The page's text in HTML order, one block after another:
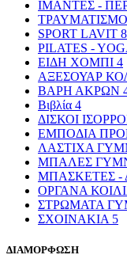
ΙΜΑΝΤΕΣ -
SPORT LAVIT 8
PILATES -
ΕΙΔΗ ΧΟΜΠΙ 4
ΑΞΕΣΟΥΑΡ
ΒΑΡΗ ΑΚΡΩΝ
Βιβλία 4
ΔΙΣΚΟΙ
ΕΜΠΟΔΙΑ
ΛΑΣΤΙΧΑ
ΜΠΑΛΕΣ
ΜΠΑΣΚΕΤΕΣ -
ΟΡΓΑΝΑ
ΣΤΡΩΜΑΤΑ
ΣΧΟΙΝΑΚΙΑ 5
ΔΙΑΜΟΡΦΩΣΗ